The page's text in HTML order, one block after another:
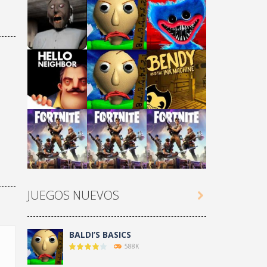
Play Play Play
Play Play Play
Play Play Play
JUEGOS NUEVOS
BALDI’S BASICS
588K
